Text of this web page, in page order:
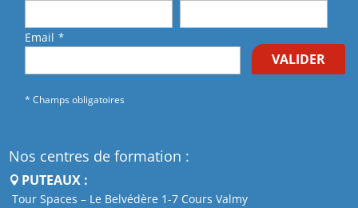
Email *
VALIDER
* Champs obligatoires
Nos centres de formation :
PUTEAUX :
Tour Spaces – Le Belvédère 1-7 Cours Valmy